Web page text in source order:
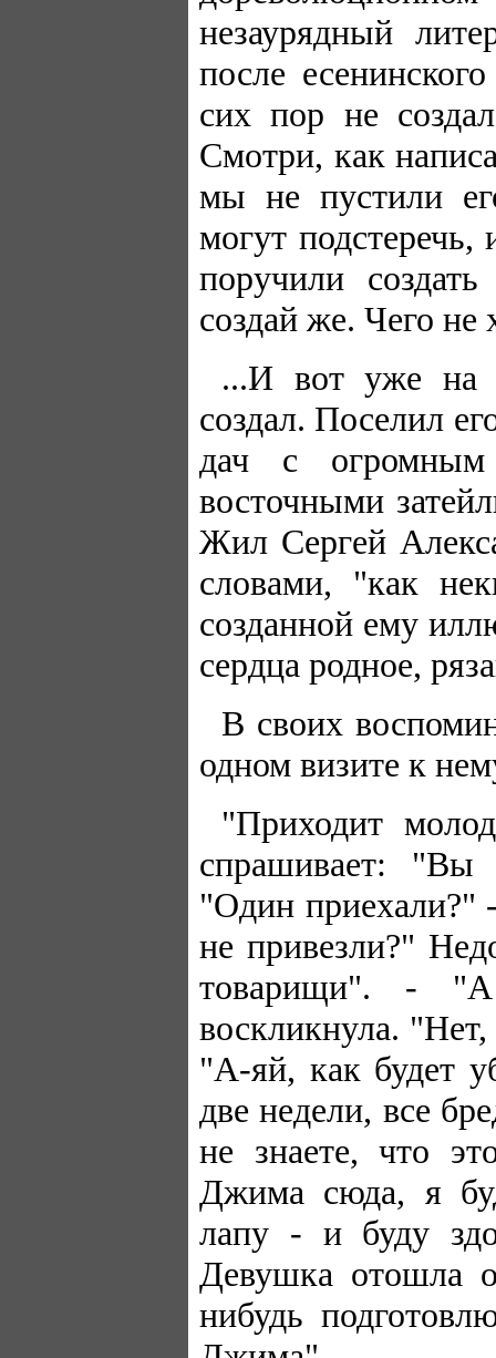
незаурядный
после
сих пор не
Смотри, как
мы не пустили
могут
поручили
создай же. Чего не
...И вот уже на
создал. Поселил
дач с огромным
восточными
Жил Сергей
словами, "как
созданной ему
сердца родное,
В своих
одном визите к
"Приходит
спрашивает:
"Один приехали?"
не привезли?"
товарищи". -
воскликнула.
"А-яй, как будет
две недели, все
не знаете, что
Джима сюда, я
лапу - и буду
Девушка отошла
нибудь